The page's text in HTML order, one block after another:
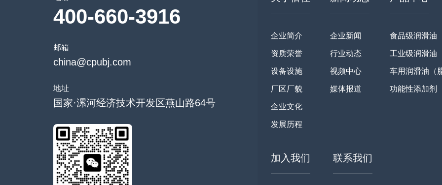
400-660-3916
邮箱
china@cpubj.com
地址
国家·漯河经济技术开发区燕山路64号
企业简介
资质荣誉
设备设施
厂区厂貌
企业文化
发展历程
企业新闻
行业动态
视频中心
媒体报道
食品级润滑油
工业级润滑油
车用润滑油（
功能性添加剂
加入我们 联系我们